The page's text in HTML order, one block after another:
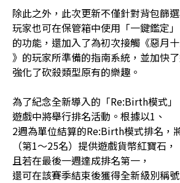
除此之外，此次更新不僅針對背包篩
玩家也可在保管箱中使用「一鍵鑑定」
的功能，還加入了為初次接觸《惡月
》的玩家所準備的指南系統，並加快
強化了砍殺類型原有的樂趣。
為了紀念全新導入的「Re:Birth模式」
遊戲中將舉行排名活動。根據以1、
2週為單位結算的Re:Birth模式排名，
（第1～25名）提供遊戲貨幣紅寶石，
且若在最後一週達成排名第一，
還可在該賽季結束後獲得全新級別稱號